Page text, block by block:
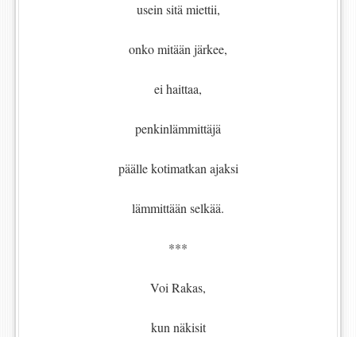
usein sitä miettii,
onko mitään järkee,
ei haittaa,
penkinlämmittäjä
päälle kotimatkan ajaksi
lämmittään selkää.
***
Voi Rakas,
kun näkisit